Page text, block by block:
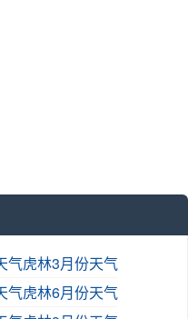
气虎林3月份天气
气虎林6月份天气